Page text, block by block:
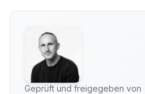
Geprüft und freigegeben von